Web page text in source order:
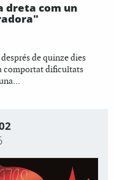
dreta com un
de quinze dies
comportat dificultats